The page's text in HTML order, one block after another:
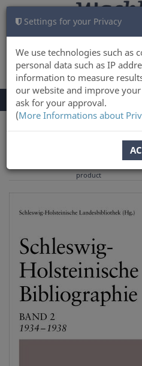
Settings for your Privacy
We use technologies such as
personal data such as IP
information to measure
our website and improve
ask for your approval.
(More Informations about
LOG IN
TOGGLE
NAVIGATION
Menu
product